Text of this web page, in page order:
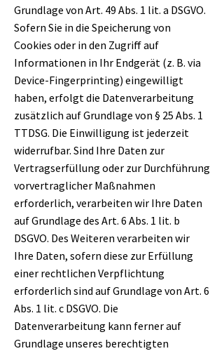
Grundlage von Art. 49 Abs. 1 lit. a DSGVO.
Sofern Sie in die Speicherung von
Cookies oder in den Zugriff auf
Informationen in Ihr Endgerät (z. B. via
Device-Fingerprinting) eingewilligt
haben, erfolgt die Datenverarbeitung
zusätzlich auf Grundlage von § 25 Abs. 1
TTDSG. Die Einwilligung ist jederzeit
widerrufbar. Sind Ihre Daten zur
Vertragserfüllung oder zur Durchführung
vorvertraglicher Maßnahmen
erforderlich, verarbeiten wir Ihre Daten
auf Grundlage des Art. 6 Abs. 1 lit. b
DSGVO. Des Weiteren verarbeiten wir
Ihre Daten, sofern diese zur Erfüllung
einer rechtlichen Verpflichtung
erforderlich sind auf Grundlage von Art. 6
Abs. 1 lit. c DSGVO. Die
Datenverarbeitung kann ferner auf
Grundlage unseres berechtigten